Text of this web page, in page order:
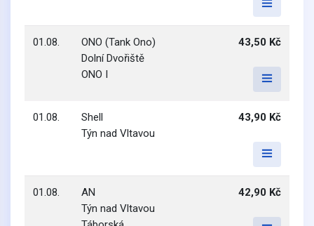
01.08.
ONO (Tank Ono)
Dolní Dvořiště
ONO I
43,50 Kč
01.08.
Shell
Týn nad Vltavou
43,90 Kč
01.08.
AN
Týn nad Vltavou
42,90 Kč